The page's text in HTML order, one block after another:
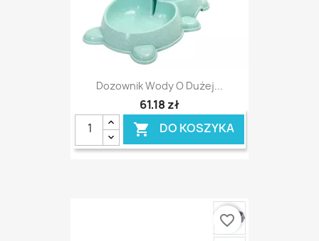
Dozownik Wody O Dużej...
61,18 zł
 DO KOSZYKA
favorite_border